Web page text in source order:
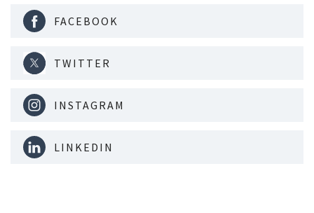
FACEBOOK
TWITTER
INSTAGRAM
LINKEDIN